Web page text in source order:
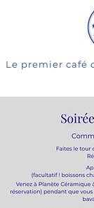
Le premier café